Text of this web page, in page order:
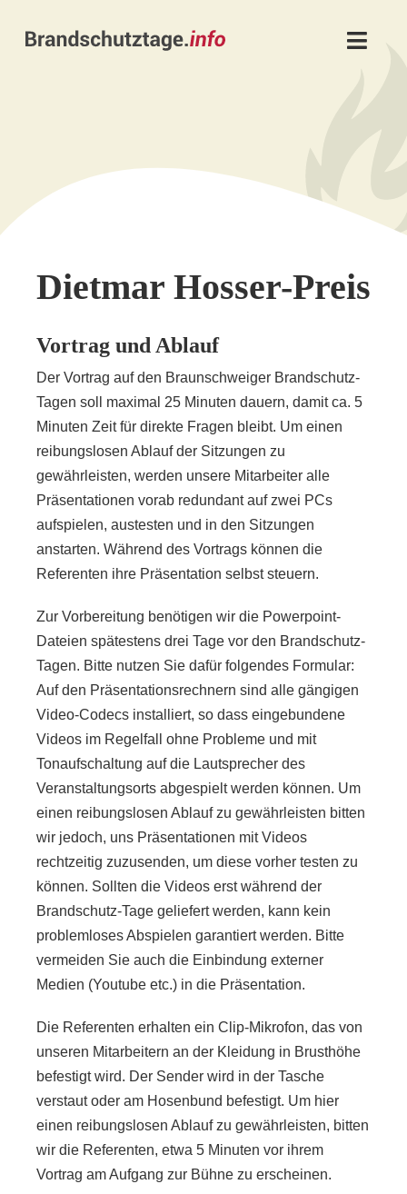
Dietmar Hosser-Preis
Vortrag und Ablauf
Der Vortrag auf den Braunschweiger Brandschutz-
Tagen soll maximal 25 Minuten dauern, damit ca. 5
Minuten Zeit für direkte Fragen bleibt. Um einen
reibungslosen Ablauf der Sitzungen zu
gewährleisten, werden unsere Mitarbeiter alle
Präsentationen vorab redundant auf zwei PCs
aufspielen, austesten und in den Sitzungen
anstarten. Während des Vortrags können die
Referenten ihre Präsentation selbst steuern.
Zur Vorbereitung benötigen wir die Powerpoint-
Dateien spätestens drei Tage vor den Brandschutz-
Tagen. Bitte nutzen Sie dafür folgendes Formular:
Auf den Präsentationsrechnern sind alle gängigen
Video-Codecs installiert, so dass eingebundene
Videos im Regelfall ohne Probleme und mit
Tonaufschaltung auf die Lautsprecher des
Veranstaltungsorts abgespielt werden können. Um
einen reibungslosen Ablauf zu gewährleisten bitten
wir jedoch, uns Präsentationen mit Videos
rechtzeitig zuzusenden, um diese vorher testen zu
können. Sollten die Videos erst während der
Brandschutz-Tage geliefert werden, kann kein
problemloses Abspielen garantiert werden. Bitte
vermeiden Sie auch die Einbindung externer
Medien (Youtube etc.) in die Präsentation.
Die Referenten erhalten ein Clip-Mikrofon, das von
unseren Mitarbeitern an der Kleidung in Brusthöhe
befestigt wird. Der Sender wird in der Tasche
verstaut oder am Hosenbund befestigt. Um hier
einen reibungslosen Ablauf zu gewährleisten, bitten
wir die Referenten, etwa 5 Minuten vor ihrem
Vortrag am Aufgang zur Bühne zu erscheinen.